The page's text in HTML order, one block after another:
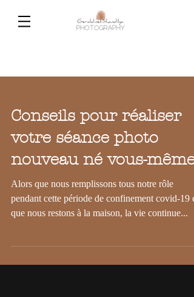
Conseils pour réaliser
votre séance photo
nouveau né vous-même
Alors que nous remplissons tous notre rôle
pendant cette période de confinement covid-19 et
que nous restons à la maison, la vie continue...